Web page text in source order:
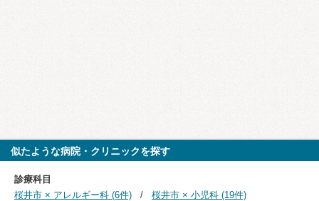
似たような病院・クリニックを探す
診療科目
桜井市 × アレルギー科 (6件)
桜井市 × 小児科 (19件)